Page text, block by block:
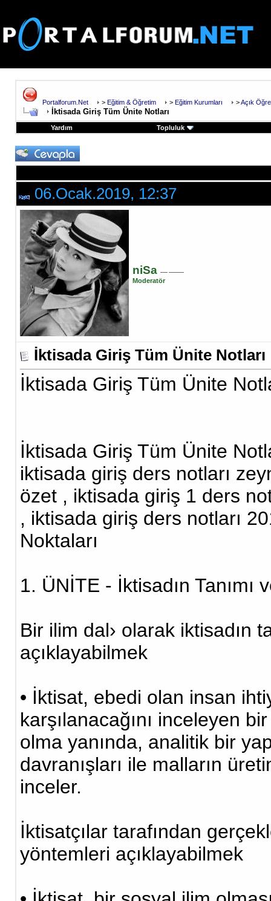
Portalforum.Net > Eğitim & Öğretim > Eğitim Kurumları >Açık
İktisada Giriş Tüm Ünite Notları
Yardım Topluluk
06.Ocak.2019, 12:37
niSa
Moderatör
İktisada Giriş Tüm Ünite Notları
İktisada Giriş Tüm Ünite
İktisada Giriş Tüm Ünite
iktisada giriş ders notları
özet , iktisada giriş 1 ders
, iktisada giriş ders notları
Noktaları
1. ÜNİTE - İktisadın Tanımı
Bir ilim dal› olarak iktisadın
açıklayabilmek
• İktisat, ebedi olan insan
karşılanacağını inceleyen
olma yanında, analitik bir
davranışları ile malların
inceler.
İktisatçılar tarafından
yöntemleri açıklayabilmek